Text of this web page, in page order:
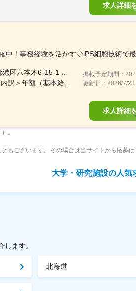
求人詳細
中！事務経験を活かす◇iPS細胞技術で
掲載予定期間：
更新日： 2026/7/23
求人詳細
。
もございます。その場合は当サイトから応募
大学・研究施設の人気
ます。
北海道